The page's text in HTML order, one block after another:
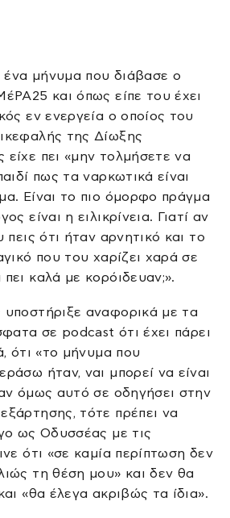
μήνυμα που διάβασε ο
και όπως είπε του έχει
εν ενεργεία ο οποίος του
της Δίωξης
πει «μην τολμήσετε να
πως τα ναρκωτικά είναι
Είναι το πιο όμορφο πράγμα
είναι η ειλικρίνεια. Γιατί αν
πεις ότι ήταν αρνητικό και το
που του χαρίζει χαρά σε
καλά με κορόιδευαν;».
αναφορικά με τα
σε podcast ότι έχει πάρει
ότι «το μήνυμα που
ήταν, ναι μπορεί να είναι
όμως αυτό σε οδηγήσει στην
τότε πρέπει να
ως Οδυσσέας με τις
ότι «σε καμία περίπτωση δεν
τη θέση μου» και δεν θα
«θα έλεγα ακριβώς τα ίδια».